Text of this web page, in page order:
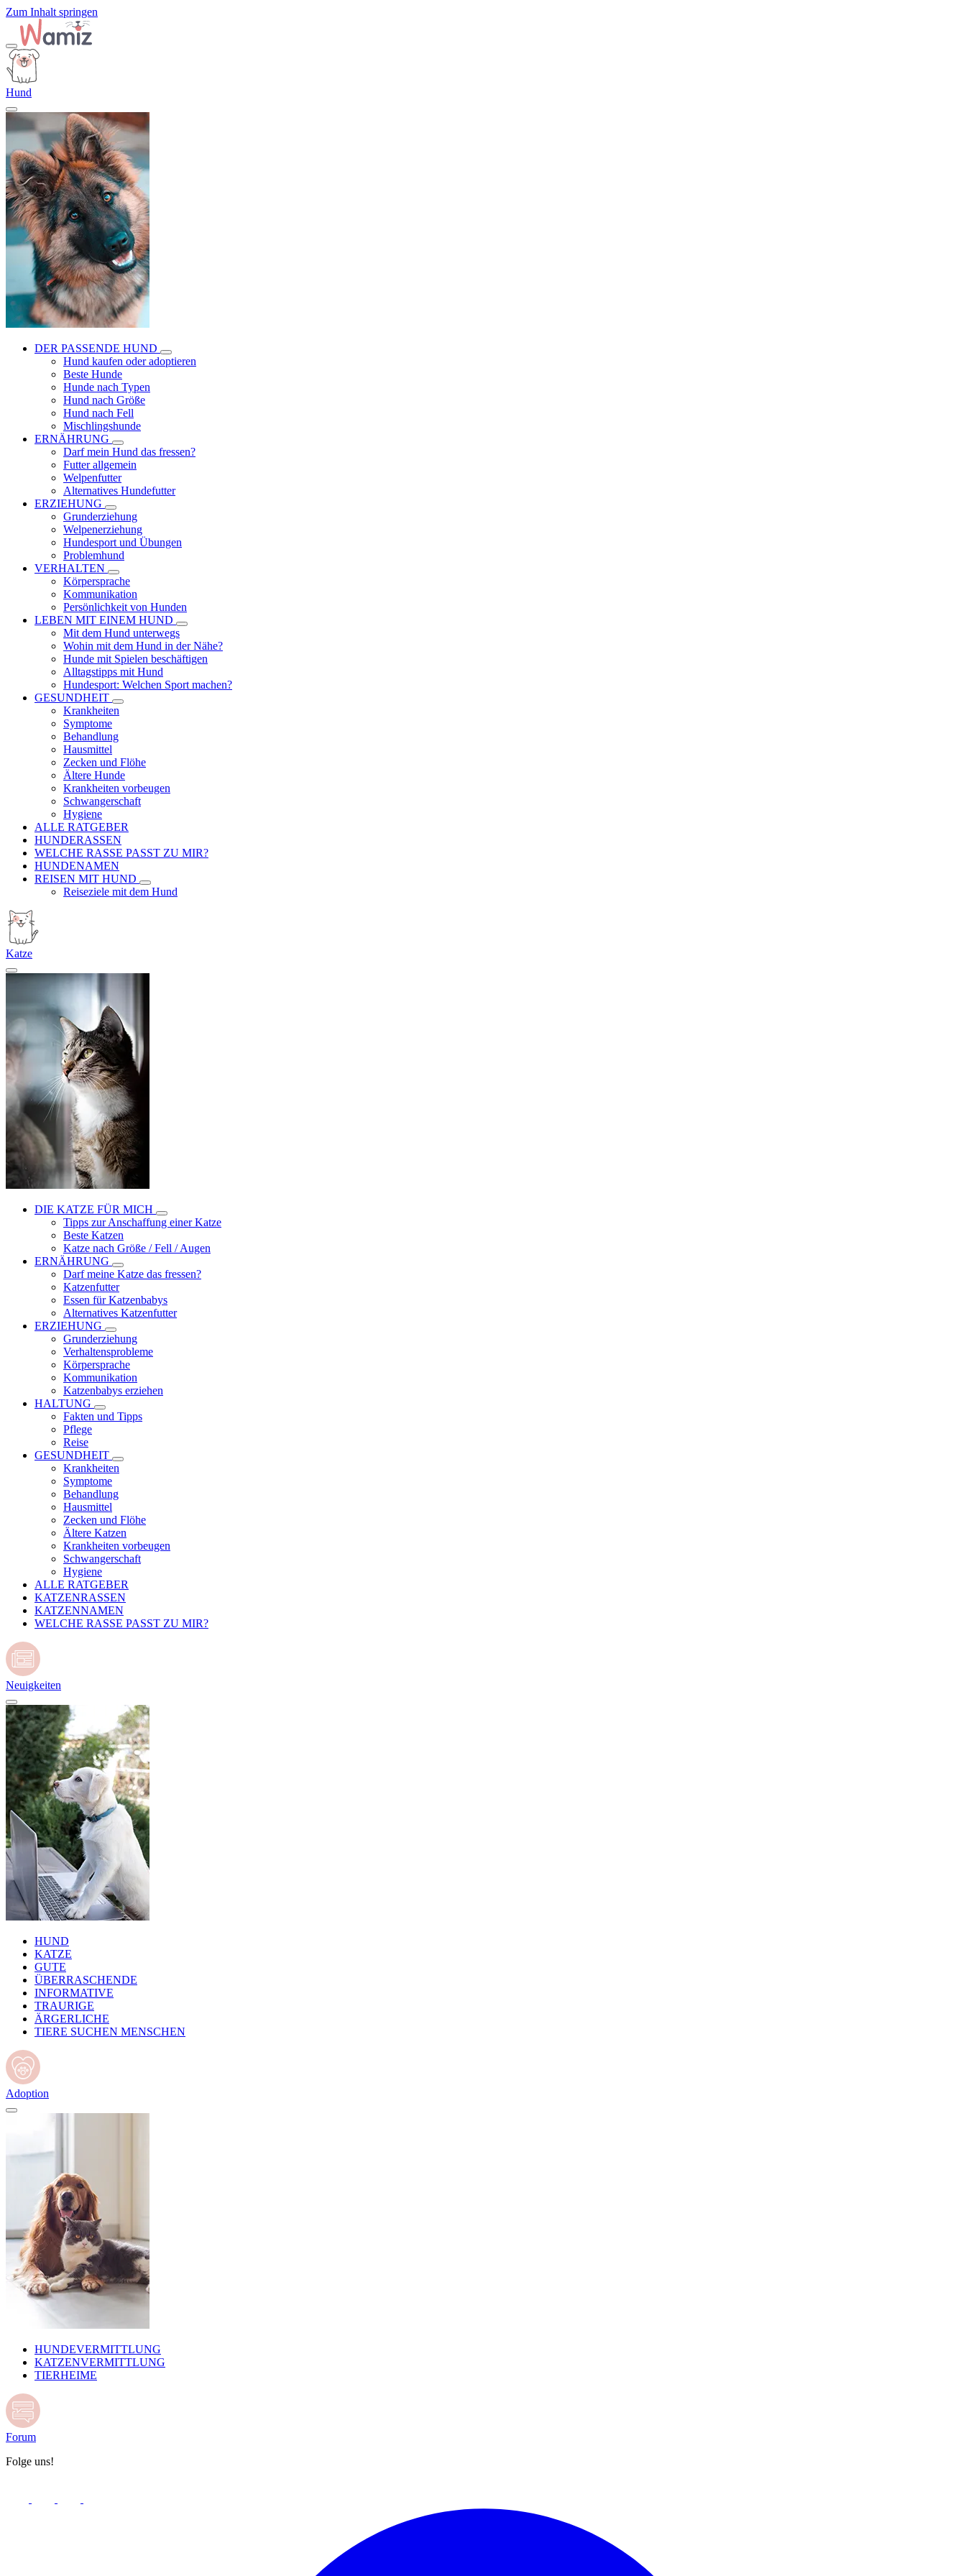
Zum Inhalt springen
Hund
DER PASSENDE HUND
Hund kaufen oder adoptieren
Beste Hunde
Hunde nach Typen
Hund nach Größe
Hund nach Fell
Mischlingshunde
ERNÄHRUNG
Darf mein Hund das fressen?
Futter allgemein
Welpenfutter
Alternatives Hundefutter
ERZIEHUNG
Grunderziehung
Welpenerziehung
Hundesport und Übungen
Problemhund
VERHALTEN
Körpersprache
Kommunikation
Persönlichkeit von Hunden
LEBEN MIT EINEM HUND
Mit dem Hund unterwegs
Wohin mit dem Hund in der Nähe?
Hunde mit Spielen beschäftigen
Alltagstipps mit Hund
Hundesport: Welchen Sport machen?
GESUNDHEIT
Krankheiten
Symptome
Behandlung
Hausmittel
Zecken und Flöhe
Ältere Hunde
Krankheiten vorbeugen
Schwangerschaft
Hygiene
ALLE RATGEBER
HUNDERASSEN
WELCHE RASSE PASST ZU MIR?
HUNDENAMEN
REISEN MIT HUND
Reiseziele mit dem Hund
Katze
DIE KATZE FÜR MICH
Tipps zur Anschaffung einer Katze
Beste Katzen
Katze nach Größe / Fell / Augen
ERNÄHRUNG
Darf meine Katze das fressen?
Katzenfutter
Essen für Katzenbabys
Alternatives Katzenfutter
ERZIEHUNG
Grunderziehung
Verhaltensprobleme
Körpersprache
Kommunikation
Katzenbabys erziehen
HALTUNG
Fakten und Tipps
Pflege
Reise
GESUNDHEIT
Krankheiten
Symptome
Behandlung
Hausmittel
Zecken und Flöhe
Ältere Katzen
Krankheiten vorbeugen
Schwangerschaft
Hygiene
ALLE RATGEBER
KATZENRASSEN
KATZENNAMEN
WELCHE RASSE PASST ZU MIR?
Neuigkeiten
HUND
KATZE
GUTE
ÜBERRASCHENDE
INFORMATIVE
TRAURIGE
ÄRGERLICHE
TIERE SUCHEN MENSCHEN
Adoption
HUNDEVERMITTLUNG
KATZENVERMITTLUNG
TIERHEIME
Forum
Folge uns!